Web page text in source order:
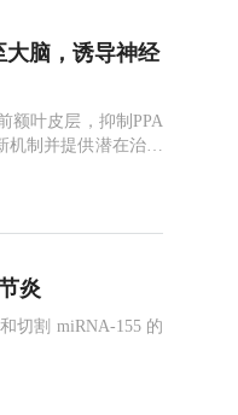
脑，诱导神经
额叶皮层，抑制PPA
机制并提供潜在治疗
炎
切割 miRNA-155 的